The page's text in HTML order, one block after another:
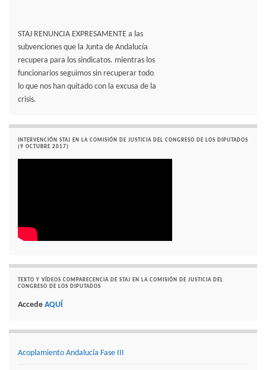
STAJ RENUNCIA EXPRESAMENTE a las
subvenciones que la Junta de Andalucía
recupera para los sindicatos. mientras los
funcionarios seguimos sin recuperar todo
lo que nos han quitado con la excusa de la
crisis.
INTERVENCIÓN STAJ EN LA COMISIÓN DE JUSTICIA DEL CONGRESO DE LOS DIPUTADOS
(9 OCTUBRE 2017)
TEXTO Y VÍDEOS COMPARECENCIA DE STAJ EN LA COMISIÓN DE JUSTICIA DEL
CONGRESO DE LOS DIPUTADOS
Accede AQUÍ
Acoplamiento Andalucía Fase III